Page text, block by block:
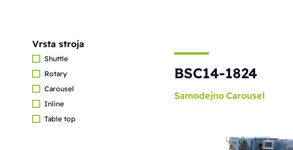
Vrsta stroja
Shuttle
Rotary
Carousel
Inline
Table top
BSC14-1824
Samodejno Carousel